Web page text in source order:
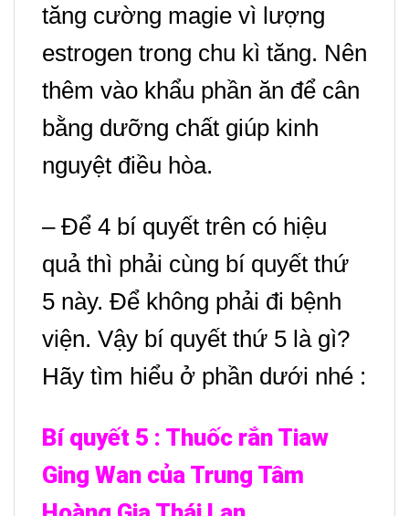
tăng cường magie vì lượng
estrogen trong chu kì tăng. Nên
thêm vào khẩu phần ăn để cân
bằng dưỡng chất giúp kinh
nguyệt điều hòa.
– Để 4 bí quyết trên có hiệu
quả thì phải cùng bí quyết thứ
5 này. Để không phải đi bệnh
viện. Vậy bí quyết thứ 5 là gì?
Hãy tìm hiểu ở phần dưới nhé :
Bí quyết 5 : Thuốc rắn Tiaw
Ging Wan của Trung Tâm